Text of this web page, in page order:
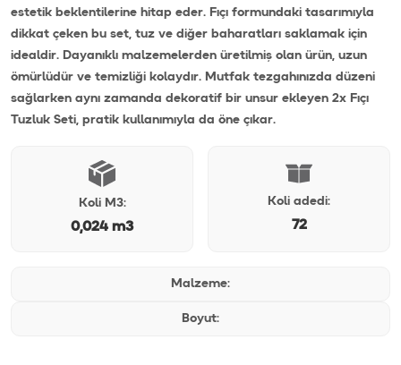
estetik beklentilerine hitap eder. Fıçı formundaki tasarımıyla
dikkat çeken bu set, tuz ve diğer baharatları saklamak için
idealdir. Dayanıklı malzemelerden üretilmiş olan ürün, uzun
ömürlüdür ve temizliği kolaydır. Mutfak tezgahınızda düzeni
sağlarken aynı zamanda dekoratif bir unsur ekleyen 2x Fıçı
Tuzluk Seti, pratik kullanımıyla da öne çıkar.
Koli M3:
0,024 m3
Koli adedi:
72
Malzeme:
Boyut: